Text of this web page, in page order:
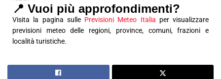
📍 Vuoi più approfondimenti?
Visita la pagina sulle Previsioni Meteo Italia per visualizzare
previsioni meteo delle regioni, province, comuni, frazioni e
località turistiche.